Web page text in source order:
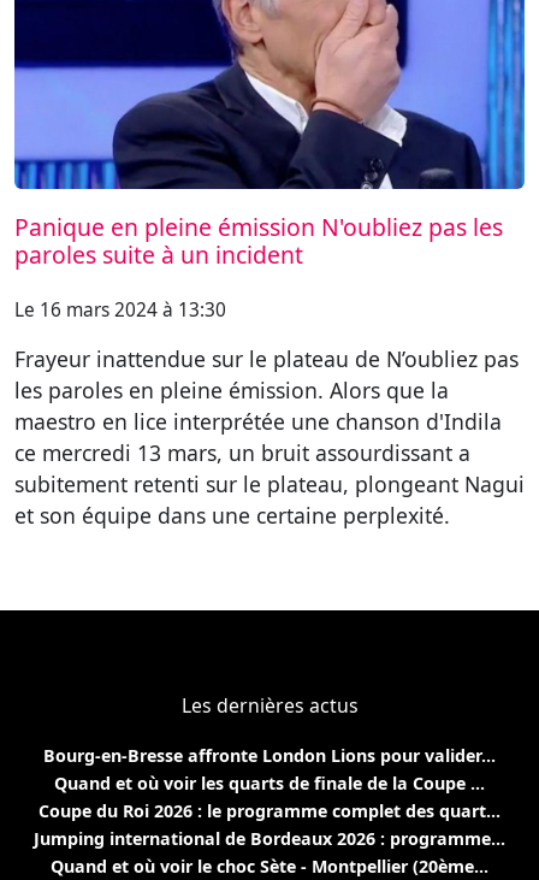
Panique en pleine émission N'oubliez pas les
paroles suite à un incident
Le 16 mars 2024 à 13:30
Frayeur inattendue sur le plateau de N’oubliez pas
les paroles en pleine émission. Alors que la
maestro en lice interprétée une chanson d'Indila
ce mercredi 13 mars, un bruit assourdissant a
subitement retenti sur le plateau, plongeant Nagui
et son équipe dans une certaine perplexité.
Les dernières actus
Bourg-en-Bresse affronte London Lions pour valider...
Quand et où voir les quarts de finale de la Coupe ...
Coupe du Roi 2026 : le programme complet des quart...
Jumping international de Bordeaux 2026 : programme...
Quand et où voir le choc Sète - Montpellier (20ème...